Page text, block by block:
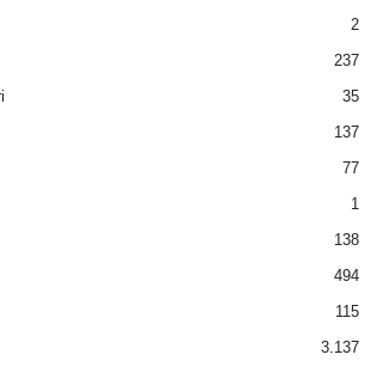
2
237
35
137
77
1
138
494
115
3.137